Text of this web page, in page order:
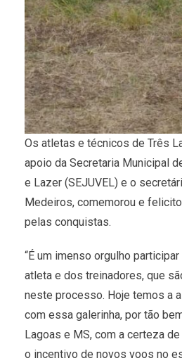
Os atletas e técnicos de Três
apoio da Secretaria Municipal
e Lazer (SEJUVEL) e o
Medeiros, comemorou e
pelas conquistas.
“É um imenso orgulho
atleta e dos treinadores, que
neste processo. Hoje temos a
com essa galerinha, por tão
Lagoas e MS, com a certeza
o incentivo de novos voos no